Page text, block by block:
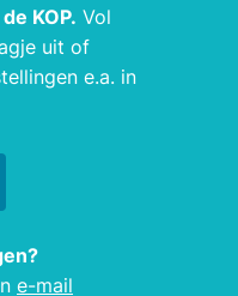
KOP. Vol
uit of
e.a. in
e-mail